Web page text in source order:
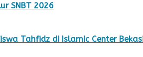
SNBT 2026
Tahfidz di Islamic Center